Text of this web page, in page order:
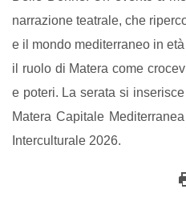
narrazione teatrale, che
e il mondo mediterraneo in
il ruolo di Matera come
e poteri. La serata si
Matera Capitale
Interculturale 2026.